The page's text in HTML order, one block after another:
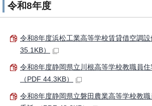
令和8年度
令和8年度浜松工業高等学校賃貸借空調
35.1KB）
令和8年度静岡県立川根高等学校教職員
（PDF 44.3KB）
令和8年度静岡県立磐田農業高等学校教